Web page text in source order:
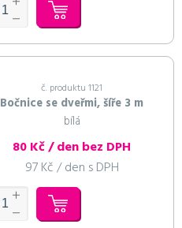
č. produktu 1121
Bočnice se dveřmi, šíře 3 m
bílá
80 Kč / den bez DPH
97 Kč / den s DPH